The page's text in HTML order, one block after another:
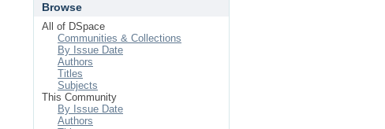
Browse
All of DSpace
Communities & Collections
By Issue Date
Authors
Titles
Subjects
This Community
By Issue Date
Authors